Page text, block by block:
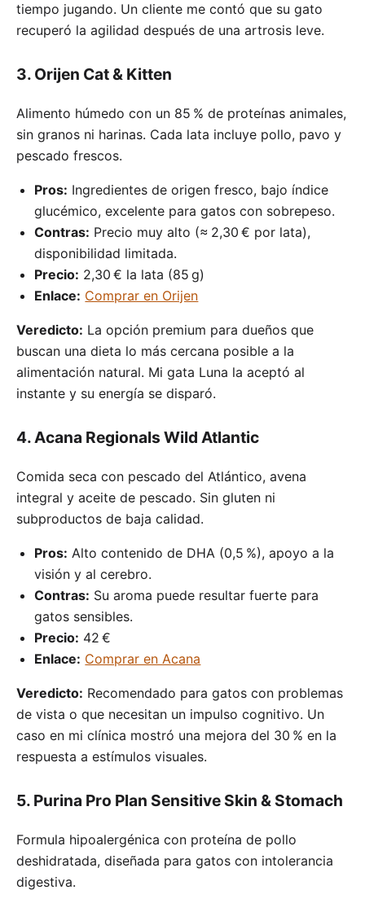
tiempo jugando. Un cliente me contó que su gato
recuperó la agilidad después de una artrosis leve.
3. Orijen Cat & Kitten
Alimento húmedo con un 85 % de proteínas animales,
sin granos ni harinas. Cada lata incluye pollo, pavo y
pescado frescos.
Pros: Ingredientes de origen fresco, bajo índice
glucémico, excelente para gatos con sobrepeso.
Contras: Precio muy alto (≈ 2,30 € por lata),
disponibilidad limitada.
Precio: 2,30 € la lata (85 g)
Enlace: Comprar en Orijen
Veredicto: La opción premium para dueños que
buscan una dieta lo más cercana posible a la
alimentación natural. Mi gata Luna la aceptó al
instante y su energía se disparó.
4. Acana Regionals Wild Atlantic
Comida seca con pescado del Atlántico, avena
integral y aceite de pescado. Sin gluten ni
subproductos de baja calidad.
Pros: Alto contenido de DHA (0,5 %), apoyo a la
visión y al cerebro.
Contras: Su aroma puede resultar fuerte para
gatos sensibles.
Precio: 42 €
Enlace: Comprar en Acana
Veredicto: Recomendado para gatos con problemas
de vista o que necesitan un impulso cognitivo. Un
caso en mi clínica mostró una mejora del 30 % en la
respuesta a estímulos visuales.
5. Purina Pro Plan Sensitive Skin & Stomach
Formula hipoalergénica con proteína de pollo
deshidratada, diseñada para gatos con intolerancia
digestiva.